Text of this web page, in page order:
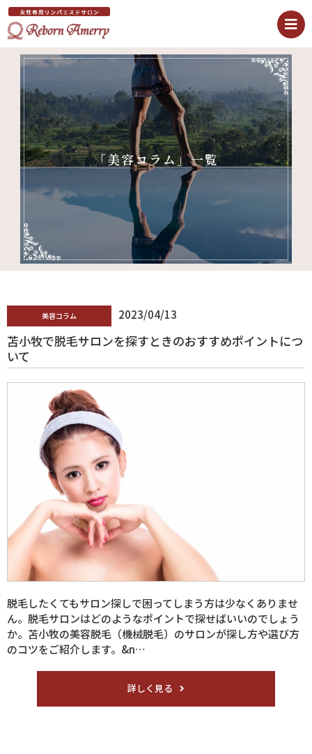
「美容コラム」一覧
美容コラム 2023/04/13
苫小牧で脱毛サロンを探すときのおすすめポイントにつ
いて
脱毛したくてもサロン探しで困ってしまう方は少なくありませ
ん。脱毛サロンはどのようなポイントで探せばいいのでしょう
か。苫小牧の美容脱毛（機械脱毛）のサロンが探し方や選び方
のコツをご紹介します。&n…
詳しく見る